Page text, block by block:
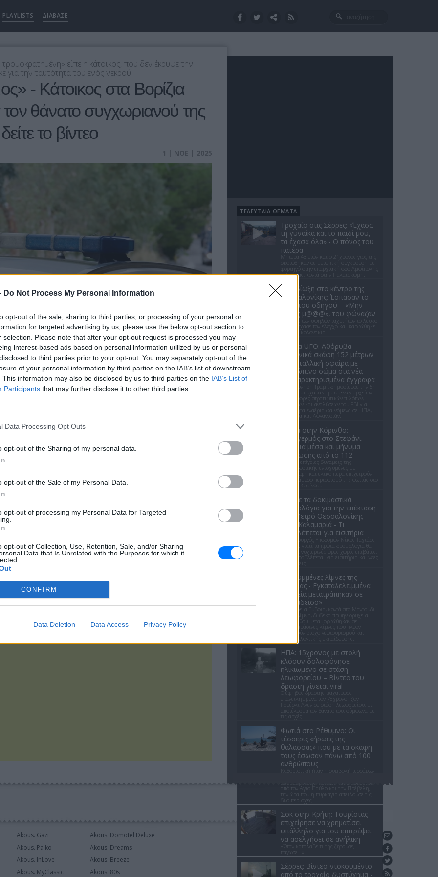
Do Not Process My Personal Information
opt-out of the sale, sharing to third parties, or processing of your personal or
for targeted advertising by us, please use the below opt-out section to
selection. Please note that after your opt-out request is processed you may
interest-based ads based on personal information utilized by us or personal
to third parties prior to your opt-out. You may separately opt-out of the
of your personal information by third parties on the IAB’s list of downstream
This information may also be disclosed by us to third parties on the IAB’s List of
Participants that may further disclose it to other third parties.
Data Processing Opt Outs
opt-out of the Sharing of my personal data.
opt-out of the Sale of my Personal Data.
opt-out of processing my Personal Data for Targeted
opt-out of Collection, Use, Retention, Sale, and/or Sharing
Data that Is Unrelated with the Purposes for which it
CONFIRM
Data Deletion Data Access Privacy Policy
PLAYLISTS ΔΙΑΒΑΣΕ
είπε η κάτοικος, που δεν έκρυψε την
για την ταυτότητα του ενός νεκρού
- Κάτοικος στα Βορίζια
τον θάνατο συγχωριανού της
το βίντεο
1 | ΝΟΕ | 2025
που μια γυναίκα, κάτοικος στα Βορίζια Ηρακλείου,
όσα έζησε στη διάρκεια των πυροβολισμών το πρωί
για τον έναν εκ των δύο νεκρών.
βγήκανε τα καλάσνικοφ, τα αντίποινα. Αυτή τη στιγμή
βεντέτα. Υπάρχουν δύο νεκροί, είμαι τρομοκρατημένη»
την ενημερώνουν για την ταυτότητα του ενός νεκρού και
της.
greece/article/1719981/ginetai-polemos-katoikos-sta-vorizia-
on-air-ton-thanato-enos-anthropou-kai-sokaretai-deite-to-video/
ΤΕΛΕΥΤΑΙΑ ΘΕΜΑΤΑ
Τροχαίο στις Σέρρες: «Έχασα
τη γυναίκα και το παιδί μου,
τα έχασα όλα» - Ο πόνος του
πατέρα
Μητέρα 43 ετών και ο 21χρονος γιος της
σκοτώθηκαν σε μετωπική σύγκρουση με
φορτηγό στην επαρχιακή οδό Αμφίπολης
– Δράμας, κοντά στην Παλαιοκώμη.
Καταδίωξη στο κέντρο της
Θεσσαλονίκης: Έσπασαν το
τζάμι του οδηγού – «Μην
κάνεις μ@@@», του φώναζαν
Εξαιτίας των υψηλών ταχυτήτων το λευκό
όχημα έχασε τον έλεγχο και καρφώθηκε
πάνω σε κολονάκια.
Αρχεία UFO: Αθόρυβα
τριγωνικά σκάφη 152 μέτρων
και μεταλλική σφαίρα με
ανθρώπινο σώμα στα νέα
αποχαρακτηρισμένα έγγραφα
Η κυβέρνηση Τραμπ δημοσίευσε την 5η
παρτίδα αποχαρακτηρισμένων αρχείων
με αναφορές στρατιωτικών πιλότων,
μαρτύρων και αναλύσεων του FBI για
ανεξήγητα εναέρια φαινόμενα σε ΗΠΑ,
Βραζιλία και Αφγανιστάν.
Φωτιά στην Κόρινθο:
Συναγερμός στο Στεφάνι -
Εναέρια μέσα και μήνυμα
εκκένωσης από το 112
Ισχυρές επίγειες δυνάμεις της
Πυροσβεστικής ενισχυμένες με
αεροσκάφη και ελικόπτερα επιχειρούν
για τον άμεσο περιορισμό της φωτιάς στο
Απόψε τα δοκιμαστικά
δρομολόγια για την επέκταση
του Μετρό Θεσσαλονίκης
προς Καλαμαριά - Τι
προβλέπεται για εισιτήρια
Ο υφυπουργός Υποδομών Νίκος Ταχιάος
εξήγησε γιατί τα πρώτα δρομολόγια θα
γίνονται νυχτερινές ώρες χωρίς επιβάτες,
και τι προβλέπεται για εισιτήρια και νέες
επεκτάσεις.
Οι κρυμμένες λίμνες της
Εύβοιας - Εγκαταλελειμμένα
ορυχεία μετατράπηκαν σε
«παράδεισο»
Στη Βόρεια Εύβοια, κοντά στο Μαντούδι
και τη Λίμνη, δώδεκα πρώην ορυχεία
λευκόλιθου μεταμορφώθηκαν σε
γαλαζοπράσινες λίμνες που πλέον
αποτελούν στόχο γεωτουρισμού και
περιβαλλοντικής εκπαίδευσης.
ΗΠΑ: 15χρονος με στολή
κλόουν δολοφόνησε
ηλικιωμένο σε στάση
λεωφορείου – Βίντεο του
δράστη γίνεται viral
Ο έφηβος δράστης μαχαίρωσε
επανειλημμένα τον 78χρονο Τζον
Γουέσλι Αλεν σε στάση λεωφορείου, με
αποτέλεσμα τον θάνατό του, σύμφωνα με
τις αρχές
Φωτιά στο Ρέθυμνο: Οι
τέσσερις «ήρωες της
θάλασσας» που με τα σκάφη
τους έσωσαν πάνω από 100
ανθρώπους
Καθοριστική ήταν η συμβολή τεσσάρων
από τον Αγιο Παύλο και την Πρέβελη,
την ώρα που η πυρκαγιά απειλούσε τις
δύο περιοχές
Σοκ στην Κρήτη: Τουρίστας
επιχείρησε να χρηματίσει
υπάλληλο για του επιτρέψει
να ασελγήσει σε ανήλικη
«Όταν κατάλαβε τι της ζητούσε,
πάγωσε...»
Σέρρες: Βίντεο-ντοκουμέντο
από το τροχαίο δυστύχημα -
Akous. Gazi
Akous. Palko
Akous. InLove
Akous. MyClassic
Akous. Domotel Deluxe
Akous. Dreams
Akous. Breeze
Akous. 80s
Επικοινωνήστε μαζί μας
Βρείτε μας στο Facebook
Ενημέρωση με RSS feed